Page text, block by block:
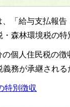
「給与支払報
森林環境税の
個人住民税の
務が承継される
特別徴収